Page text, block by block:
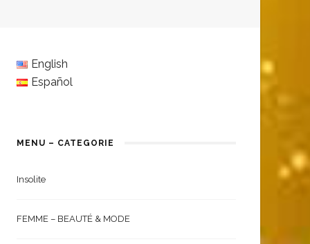
English
Español
MENU – CATEGORIE
Insolite
FEMME – BEAUTÉ & MODE